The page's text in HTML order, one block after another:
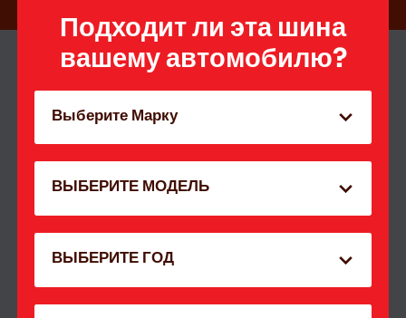
Подходит ли эта шина
вашему автомобилю?
Выберите Марку
ВЫБЕРИТЕ МОДЕЛЬ
ВЫБЕРИТЕ ГОД